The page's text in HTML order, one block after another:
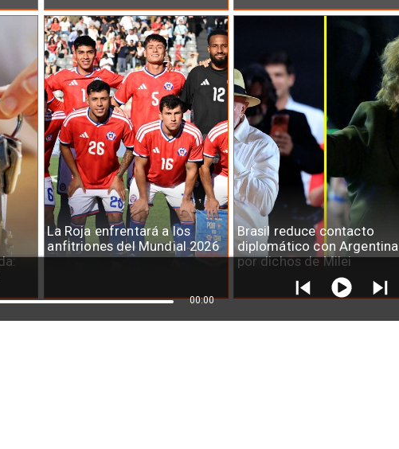
La Roja enfrentará a los
anfitriones del Mundial 2026
Brasil reduce contacto
diplomático con Argentina
por dichos de Milei
00:00